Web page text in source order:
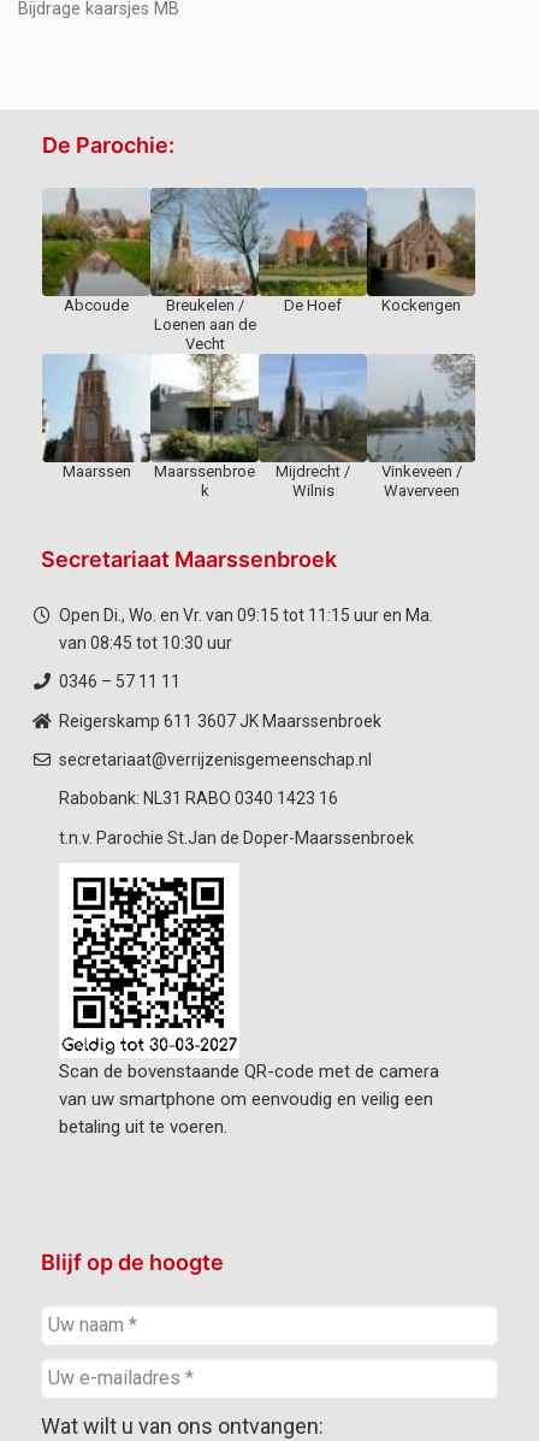
Bijdrage kaarsjes MB
De Parochie:
Abcoude
Breukelen /
Loenen aan de
Vecht
De Hoef Kockengen
Maarssen
Maarssenbroe
k
Mijdrecht /
Wilnis
Vinkeveen /
Waverveen
Secretariaat Maarssenbroek
Open Di., Wo. en Vr. van 09:15 tot 11:15 uur en Ma.
van 08:45 tot 10:30 uur
0346 – 57 11 11
Reigerskamp 611 3607 JK Maarssenbroek
secretariaat@verrijzenisgemeenschap.nl
Rabobank: NL31 RABO 0340 1423 16
t.n.v. Parochie St.Jan de Doper-Maarssenbroek
Scan de bovenstaande QR-code met de camera
van uw smartphone om eenvoudig en veilig een
betaling uit te voeren.
Blijf op de hoogte
Wat wilt u van ons ontvangen: